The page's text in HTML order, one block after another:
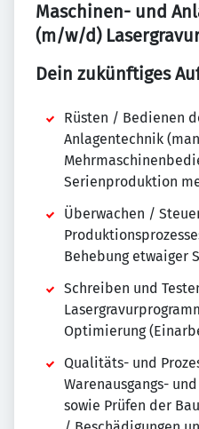
Maschinen- und
(m/w/d)
Dein zukünftiges
Rüsten / Bedienen
Anlagentechnik
Serienproduktion
Überwachen /
Behebung etwaiger
Schreiben und
Optimierung
Qualitäts- und
Warenausgangs-
sowie Prüfen der